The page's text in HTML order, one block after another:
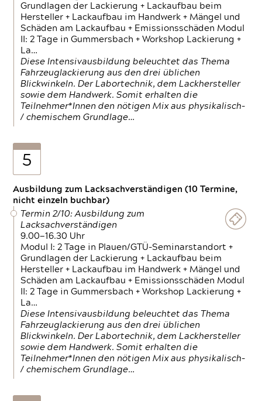
Grundlagen der Lackierung + Lackaufbau beim
Hersteller + Lackaufbau im Handwerk + Mängel und
Schäden am Lackaufbau + Emissionsschäden Modul
II: 2 Tage in Gummersbach + Workshop Lackierung +
La…
Diese Intensivausbildung beleuchtet das Thema
Fahrzeuglackierung aus den drei üblichen
Blickwinkeln. Der Labortechnik, dem Lackhersteller
sowie dem Handwerk. Somit erhalten die
Teilnehmer*Innen den nötigen Mix aus physikalisch-
/ chemischem Grundlage…
5
Ausbildung zum Lacksachverständigen (10 Termine,
nicht einzeln buchbar)
Termin 2/10: Ausbildung zum
Lacksachverständigen
9.00—16.30 Uhr
Modul I: 2 Tage in Plauen/GTÜ-Seminarstandort +
Grundlagen der Lackierung + Lackaufbau beim
Hersteller + Lackaufbau im Handwerk + Mängel und
Schäden am Lackaufbau + Emissionsschäden Modul
II: 2 Tage in Gummersbach + Workshop Lackierung +
La…
Diese Intensivausbildung beleuchtet das Thema
Fahrzeuglackierung aus den drei üblichen
Blickwinkeln. Der Labortechnik, dem Lackhersteller
sowie dem Handwerk. Somit erhalten die
Teilnehmer*Innen den nötigen Mix aus physikalisch-
/ chemischem Grundlage…